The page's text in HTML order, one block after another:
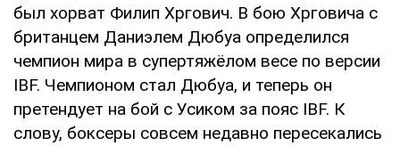
был хорват Филип Хргович. В бою Хрговича с
британцем Даниэлем Дюбуа определился
чемпион мира в супертяжёлом весе по версии
IBF. Чемпионом стал Дюбуа, и теперь он
претендует на бой с Усиком за пояс IBF. К
слову, боксеры совсем недавно пересекались